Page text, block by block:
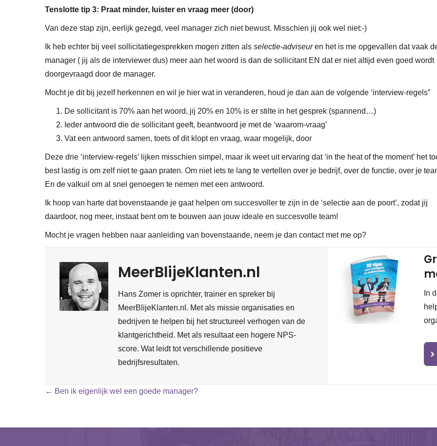
Tenslotte tip 3: Praat minder, luister en vraag meer (door)
Van deze stap zijn, eerlijk gezegd, veel manager zich niet bewust. Misschien jij ook wel niet:-)
Ik heb echter bij veel sollicitatiegesprekken mogen zitten als selectie-adviseuren het is me opgevallen dat vaak
manager ( jij als de interviewer dus) meer aan het woord is dan de sollicitant EN dat er niet altijd even goed wordt
doorgevraagd door de manager.
Mocht je dit bij jezelf herkennen en wil je hier wat in veranderen, houd je dan aan de volgende ‘interview-regels”
De sollicitant is 70% aan het woord, jij 20% en 10% is er stilte in het gesprek (spannend…)
Ieder antwoord die de sollicitant geeft, beantwoord je met de ‘waarom-vraag’
Vat een antwoord samen, toets of dit klopt en vraag, waar mogelijk, door
Deze drie ‘interview-regels’ lijken misschien simpel, maar ik weet uit ervaring dat ‘in the heat of the moment’ het
best lastig is om zelf niet te gaan praten. Om niet iets te lang te vertellen over je bedrijf, over de functie, over je
En de valkuil om al snel genoegen te nemen met een antwoord.
Ik hoop van harte dat bovenstaande je gaat helpen om succesvoller te zijn in de ‘selectie aan de poort’, zodat jij
daardoor, nog meer, instaat bent om te bouwen aan jouw ideale en succesvolle team!
Mocht je vragen hebben naar aanleiding van bovenstaande, neem je dan contact met me op?
MeerBlijeKlanten.nl
Hans Zomer is oprichter, trainer en spreker bij
MeerBlijeKlanten.nl. Met als missie organisaties en
bedrijven te helpen bij het structureel verhogen van de
klantgerichtheid. Met als resultaat een hogere NPS-
score. Wat leidt tot verschillende positieve
bedrijfsresultaten.
In
Posts
← Ben ik eigenlijk wel een goede manager?